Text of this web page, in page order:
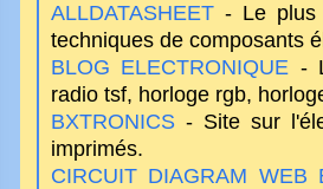
ALLDATASHEET - Le plus
techniques de composants
BLOG ELECTRONIQUE -
radio tsf, horloge rgb,
BXTRONICS - Site sur
imprimés.
CIRCUIT DIAGRAM WEB